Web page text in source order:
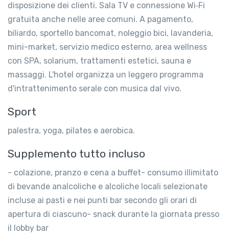
disposizione dei clienti. Sala TV e connessione Wi‑Fi
gratuita anche nelle aree comuni. A pagamento,
biliardo, sportello bancomat, noleggio bici, lavanderia,
mini-market, servizio medico esterno, area wellness
con SPA, solarium, trattamenti estetici, sauna e
massaggi. L'hotel organizza un leggero programma
d'intrattenimento serale con musica dal vivo.
Sport
palestra, yoga, pilates e aerobica.
Supplemento tutto incluso
- colazione, pranzo e cena a buffet- consumo illimitato
di bevande analcoliche e alcoliche locali selezionate
incluse ai pasti e nei punti bar secondo gli orari di
apertura di ciascuno- snack durante la giornata presso
il lobby bar